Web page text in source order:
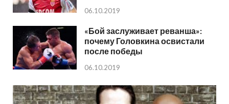
06.10.2019
«Бой заслуживает реванша»:
почему Головкина освистали
после победы
06.10.2019